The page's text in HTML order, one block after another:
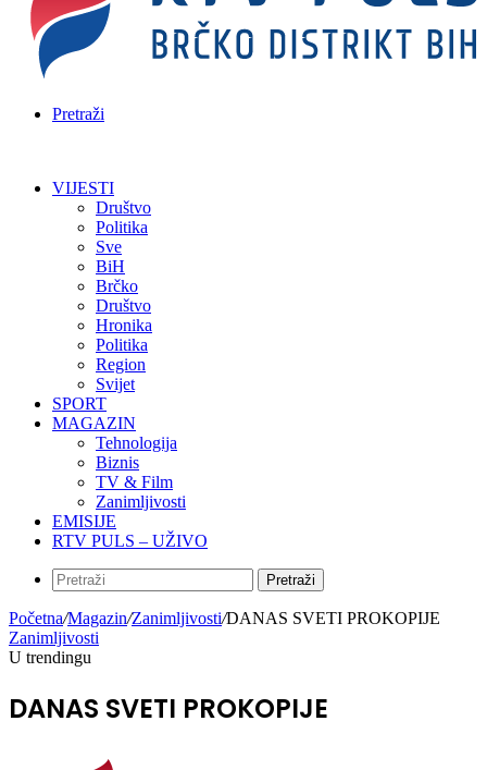
Pretraži
VIJESTI
Društvo
Politika
Sve
BiH
Brčko
Društvo
Hronika
Politika
Region
Svijet
SPORT
MAGAZIN
Tehnologija
Biznis
TV & Film
Zanimljivosti
EMISIJE
RTV PULS – UŽIVO
Pretraži
Početna/Magazin/Zanimljivosti/DANAS SVETI PROKOPIJE
Zanimljivosti
U trendingu
DANAS SVETI PROKOPIJE